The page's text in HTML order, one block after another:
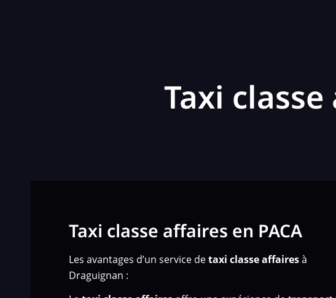
Taxi
Taxi classe affaires en PACA
Les avantages d’un service detaxi classe affairesà
Draguignan :